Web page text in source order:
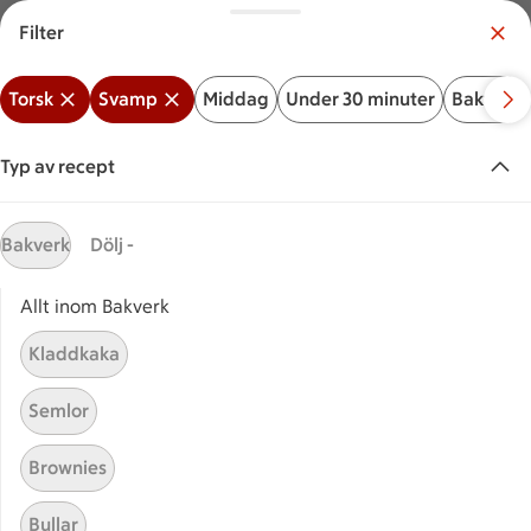
Meny Logga in
Vilken är din butik? Välj butik
Start
Sök ingrediens eller recept
Inga förslag
Torsk
ReceptVisar 13 stycken
(13)
Smörstekt torskfilé med
Filter
Torsk Svamp Middag Under 30 minuter Bakverk
Typ av recept
Bakverk Dölj -
Allt inom Bakverk
Kladdkaka
Semlor
Brownies
Bullar